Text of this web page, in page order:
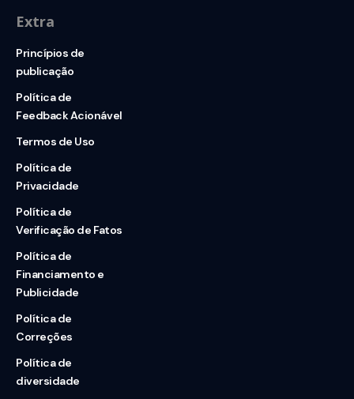
Extra
Princípios de
publicação
Política de
Feedback Acionável
Termos de Uso
Política de
Privacidade
Política de
Verificação de Fatos
Política de
Financiamento e
Publicidade
Política de
Correções
Política de
diversidade